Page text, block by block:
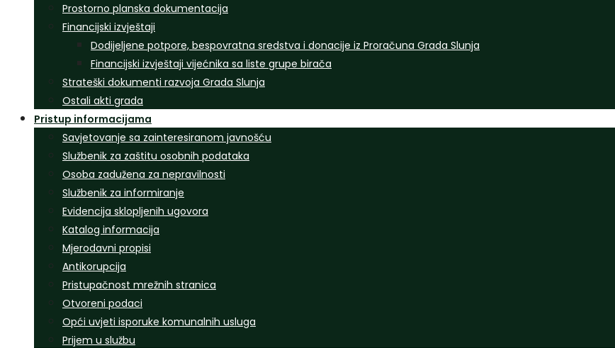
Prostorno planska dokumentacija
Financijski izvještaji
Dodijeljene potpore, bespovratna sredstva i donacije iz Proračuna Grada Slunja
Financijski izvještaji vijećnika sa liste grupe birača
Strateški dokumenti razvoja Grada Slunja
Ostali akti grada
Pristup informacijama
Savjetovanje sa zainteresiranom javnošću
Službenik za zaštitu osobnih podataka
Osoba zadužena za nepravilnosti
Službenik za informiranje
Evidencija sklopljenih ugovora
Katalog informacija
Mjerodavni propisi
Antikorupcija
Pristupačnost mrežnih stranica
Otvoreni podaci
Opći uvjeti isporuke komunalnih usluga
Prijem u službu